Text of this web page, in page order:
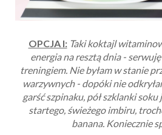
OPCJA I: Taki koktajl
energia na resztą dnia -
treningiem. Nie byłam w stanie
warzywnych - dopóki nie
garść szpinaku, pół szklanki
startego, świeżego imbiru,
banana. Koniecznie